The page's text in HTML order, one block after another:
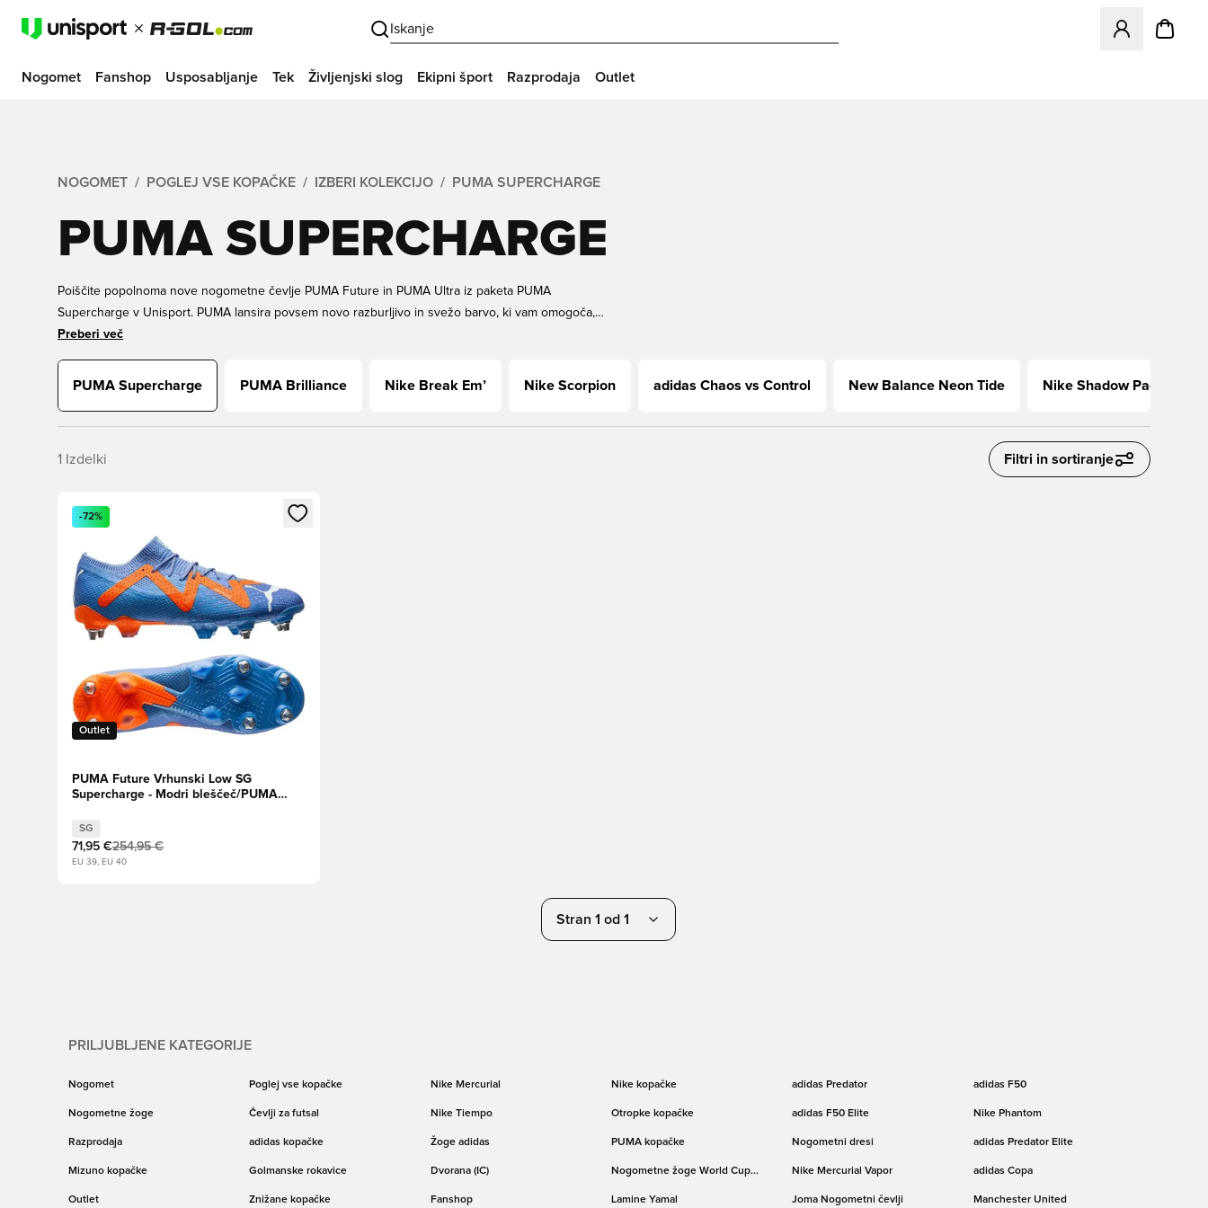
Iskanje
Odpre Modal
Nogomet Fanshop Usposabljanje Tek Življenjski slog Ekipni šport Razprodaja Outlet
NOGOMET POGLEJ VSE KOPAČKE IZBERI KOLEKCIJO PUMA SUPERCHARGE
PUMA SUPERCHARGE
Poiščite popolnoma nove nogometne čevlje PUMA Future in PUMA Ultra iz paketa PUMA
Supercharge v Unisport. PUMA lansira povsem novo razburljivo in svežo barvo, ki vam omogoča,
da ste milje pred konkurenco. Paket PUMA Supercharge je prilagojen in ga navdihujejo najbolj
nasprotnike, kot sta Coman in Neymar, in si pri Unisportu nabavite svoje povsem nove nogometne
Preberi več
PUMA Supercharge PUMA Brilliance Nike Break Em’ Nike Scorpion adidas Chaos vs Control New Balance Neon Tide Nike Shadow Pack
1 Izdelki Filtri in sortiranje
Odpre Modal za prijavo ali vpis kot član
Outlet
-72%
PUMA Future Vrhunski Low SG
Supercharge - Modri bleščeč/PUMA
SG
71,95 €254,95 €
EU 39, EU 40
Stran 1 od 1
PRILJUBLJENE KATEGORIJE
Nogomet Poglej vse kopačke Nike Mercurial Nike kopačke adidas Predator adidas F50
Nogometne žoge Čevlji za futsal Nike Tiempo Otropke kopačke adidas F50 Elite Nike Phantom
Razprodaja adidas kopačke Žoge adidas PUMA kopačke Nogometni dresi adidas Predator Elite
Mizuno kopačke Golmanske rokavice Dvorana (IC)
Nogometne žoge World Cup
Nike Mercurial Vapor adidas Copa
Outlet Znižane kopačke Fanshop Lamine Yamal Joma Nogometni čevlji Manchester United